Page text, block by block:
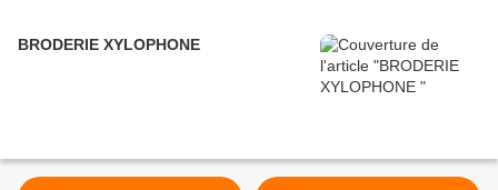
BRODERIE XYLOPHONE